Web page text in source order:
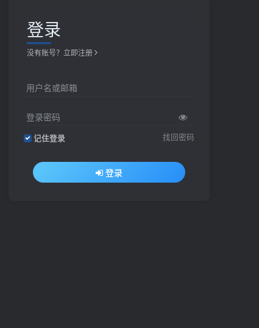
登录
没有账号？立即注册
用户名或邮箱
登录密码
记住登录 找回密码
登录